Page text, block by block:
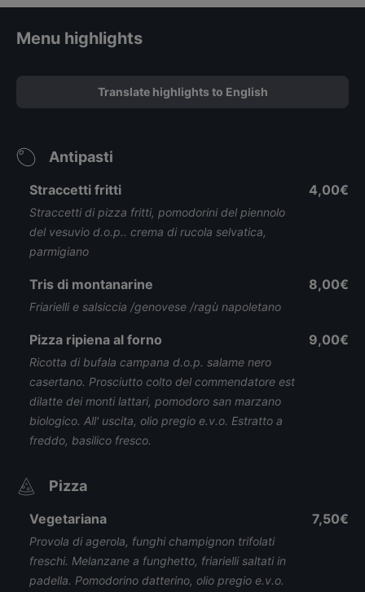
Menu highlights
Translate highlights to English
Antipasti
Straccetti fritti
Straccetti di pizza fritti, pomodorini del piennolo
del vesuvio d.o.p.. crema di rucola selvatica,
parmigiano
4,00€
Tris di montanarine
Friarielli e salsiccia /genovese /ragù napoletano
8,00€
Pizza ripiena al forno
Ricotta di bufala campana d.o.p. salame nero
casertano. Prosciutto colto del commendatore est
dilatte dei monti lattari, pomodoro san marzano
biologico. All' uscita, olio pregio e.v.o. Estratto a
freddo, basilico fresco.
9,00€
Pizza
Vegetariana
Provola di agerola, funghi champignon trifolati
freschi. Melanzane a funghetto, friarielli saltati in
padella. Pomodorino datterino, olio pregio e.v.o.
7,50€